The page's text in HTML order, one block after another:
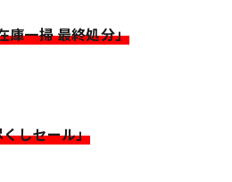
庫一掃 最終処分」
しセール」